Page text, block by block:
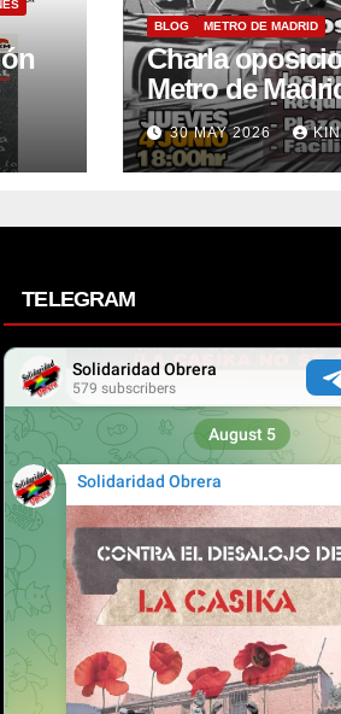
BLOG METRO DE MADRID
Charla
Metro de
30 MAY 2026
TELEGRAM